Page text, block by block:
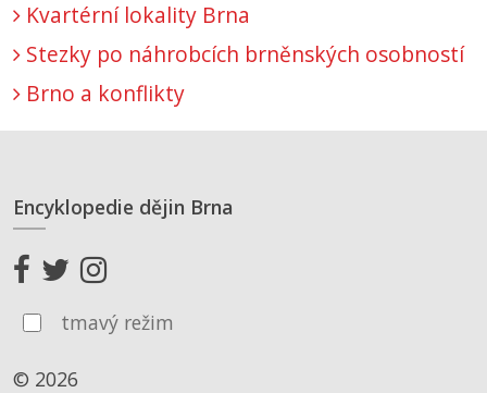
Kvartérní lokality Brna
Stezky po náhrobcích brněnských osobností
Brno a konflikty
Encyklopedie dějin Brna
tmavý režim
© 2026